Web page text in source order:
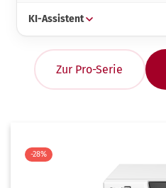
KI-Assistent
Zur Pro-Serie
-28%